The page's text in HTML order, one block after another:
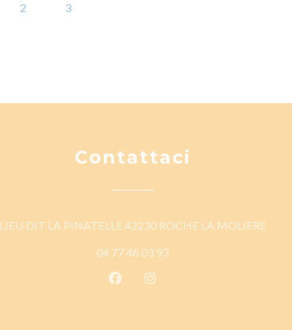
2 3
Contattaci
LIEU DIT LA PINATELLE 42230 ROCHE LA MOLIERE
04 77 46 03 93
Facebook ((apre una nuova
Instagram ((apre una